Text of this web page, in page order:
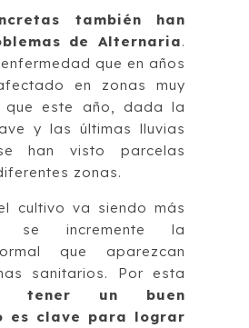
también han
de Alternaria.
que en años
en zonas muy
que este año, dada la
y las últimas lluvias
han visto parcelas
zonas.
cultivo va siendo más
se incremente la
que aparezcan
sanitarios. Por esta
tener un buen
es clave para lograr